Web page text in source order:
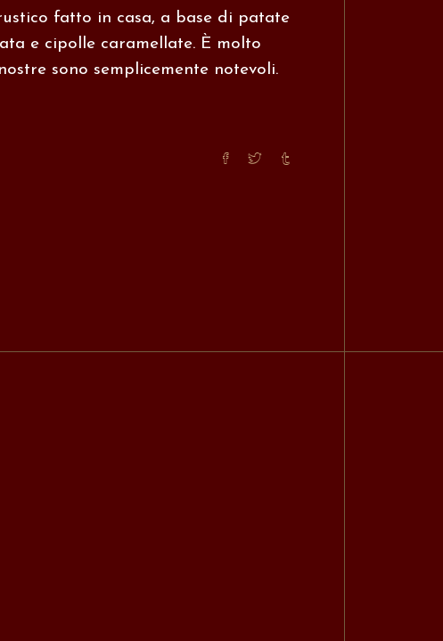
fatto in casa, a base di patate
e cipolle caramellate. È molto
sono semplicemente notevoli.